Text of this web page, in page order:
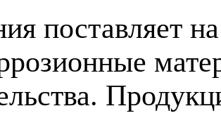
поставляет